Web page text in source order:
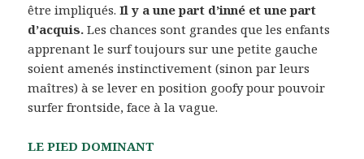
être impliqués.Il y a une part d’inné et une part
d’acquis. Les chances sont grandes que les enfants
apprenant le surf toujours sur une petite gauche
soient amenés instinctivement (sinon par leurs
maîtres) à se lever en position goofy pour pouvoir
surfer frontside, face à la vague.
LE PIED DOMINANT